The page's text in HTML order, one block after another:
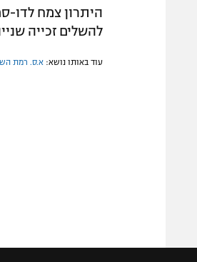
היתרון צמח לדו-
להשלים זכייה שנייה בתוך שלוש
עוד באותו נושא: א.ס. רמת